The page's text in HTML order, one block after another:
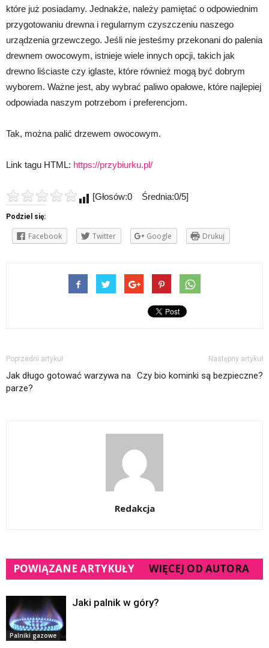
które już posiadamy. Jednakże, należy pamiętać o odpowiednim
przygotowaniu drewna i regularnym czyszczeniu naszego
urządzenia grzewczego. Jeśli nie jesteśmy przekonani do palenia
drewnem owocowym, istnieje wiele innych opcji, takich jak
drewno liściaste czy iglaste, które również mogą być dobrym
wyborem. Ważne jest, aby wybrać paliwo opałowe, które najlepiej
odpowiada naszym potrzebom i preferencjom.
Tak, można palić drzewem owocowym.
Link tagu HTML: https://przybiurku.pl/
[Głosów:0 Średnia:0/5]
Podziel się:
Facebook Twitter Google Drukuj
Poprzedni artykuł
Jak długo gotować warzywa na
parze?
Następny artykuł
Czy bio kominki są bezpieczne?
Redakcja
POWIĄZANE ARTYKUŁY WIĘCEJ OD AUTORA
Palniki gazowe
Jaki palnik w góry?